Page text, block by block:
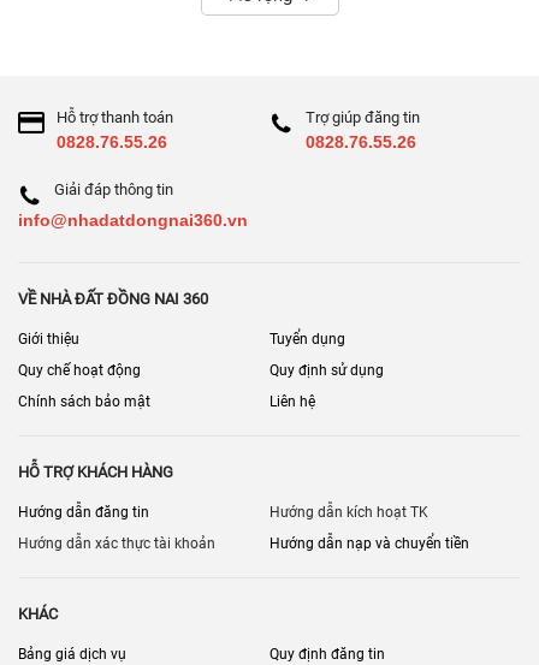
Hỗ trợ thanh toán
0828.76.55.26
Trợ giúp đăng tin
0828.76.55.26
Giải đáp thông tin
info@nhadatdongnai360.vn
VỀ NHÀ ĐẤT ĐỒNG NAI 360
Giới thiệu
Tuyển dụng
Quy chế hoạt động
Quy định sử dụng
Chính sách bảo mật
Liên hệ
HỖ TRỢ KHÁCH HÀNG
Hướng dẫn đăng tin
Hướng dẫn kích hoạt TK
Hướng dẫn xác thực tài khoản
Hướng dẫn nạp và chuyển tiền
KHÁC
Bảng giá dịch vụ
Quy định đăng tin